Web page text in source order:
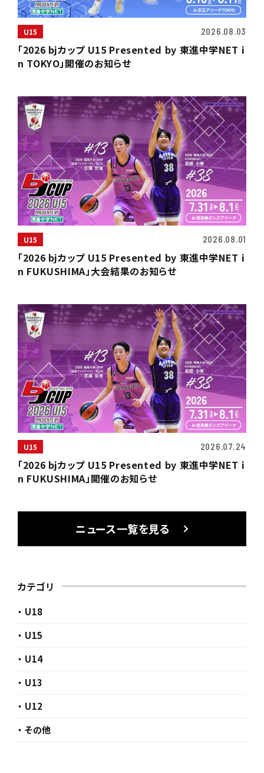
U15 2026.08.03
「2026 bjカップ U15 Presented by 東進中学NET i
n TOKYO」開催のお知らせ
U15 2026.08.01
「2026 bjカップ U15 Presented by 東進中学NET i
n FUKUSHIMA」大会結果のお知らせ
U15 2026.07.24
「2026 bjカップ U15 Presented by 東進中学NET i
n FUKUSHIMA」開催のお知らせ
ニュース一覧を見る
カテゴリ
・ U18
・ U15
・ U14
・ U13
・ U12
・ その他